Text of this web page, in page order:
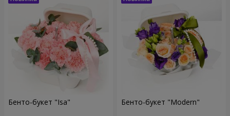
Бенто-букет "Isa" Бенто-букет "Modern"